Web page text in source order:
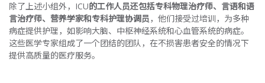
除了上述小组外，ICU的工作人员还包括专科物理治疗师、言语和语
言治疗师、营养学家和专科护理协调员 ，他们接受过培训，为多种
病症提供护理，如影响大脑、中枢神经系统和心血管系统的病症。
这些医学专家组成了一个团结的团队，在不损害患者安全的情况下
提供高质量的医疗服务。